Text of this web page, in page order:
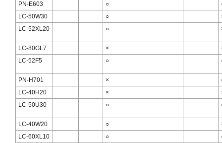
PN-E603 ○
LC-50W30
○
LC-52XL20
○
LC-80GL7 ×
LC-52F5
○
PN-H701 ×
LC-40H20
×
LC-50U30
○
LC-40W20 ○
LC-60XL10
○